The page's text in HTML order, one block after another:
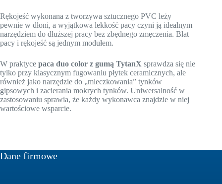
Rękojeść wykonana z tworzywa sztucznego PVC leży
pewnie w dłoni, a wyjątkowa lekkość pacy czyni ją idealnym
narzędziem do dłuższej pracy bez zbędnego zmęczenia. Blat
pacy i rękojeść są jednym modułem.
W praktyce paca duo color z gumą TytanX sprawdza się nie
tylko przy klasycznym fugowaniu płytek ceramicznych, ale
również jako narzędzie do „mleczkowania” tynków
gipsowych i zacierania mokrych tynków. Uniwersalność w
zastosowaniu sprawia, że każdy wykonawca znajdzie w niej
wartościowe wsparcie.
Dane firmowe